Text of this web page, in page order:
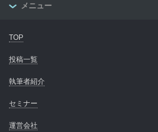
メニュー
TOP
投稿一覧
執筆者紹介
セミナー
運営会社